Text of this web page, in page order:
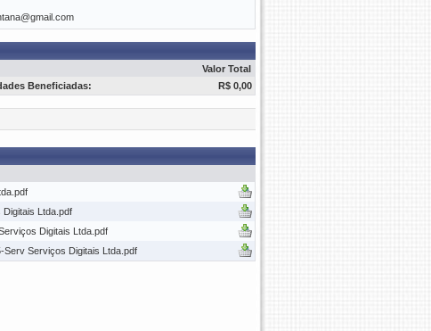
Valor Total
Beneficiadas:
R$ 0,00
Ltda.pdf
Digitais Ltda.pdf
Serv Serviços Digitais Ltda.pdf